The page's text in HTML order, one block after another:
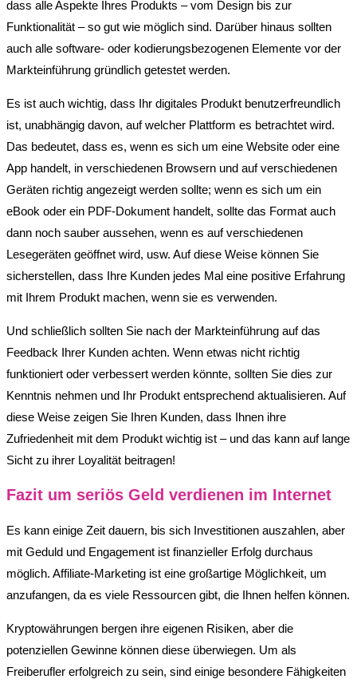
dass alle Aspekte Ihres Produkts – vom Design bis zur
Funktionalität – so gut wie möglich sind. Darüber hinaus sollten
auch alle software- oder kodierungsbezogenen Elemente vor der
Markteinführung gründlich getestet werden.
Es ist auch wichtig, dass Ihr digitales Produkt benutzerfreundlich
ist, unabhängig davon, auf welcher Plattform es betrachtet wird.
Das bedeutet, dass es, wenn es sich um eine Website oder eine
App handelt, in verschiedenen Browsern und auf verschiedenen
Geräten richtig angezeigt werden sollte; wenn es sich um ein
eBook oder ein PDF-Dokument handelt, sollte das Format auch
dann noch sauber aussehen, wenn es auf verschiedenen
Lesegeräten geöffnet wird, usw. Auf diese Weise können Sie
sicherstellen, dass Ihre Kunden jedes Mal eine positive Erfahrung
mit Ihrem Produkt machen, wenn sie es verwenden.
Und schließlich sollten Sie nach der Markteinführung auf das
Feedback Ihrer Kunden achten. Wenn etwas nicht richtig
funktioniert oder verbessert werden könnte, sollten Sie dies zur
Kenntnis nehmen und Ihr Produkt entsprechend aktualisieren. Auf
diese Weise zeigen Sie Ihren Kunden, dass Ihnen ihre
Zufriedenheit mit dem Produkt wichtig ist – und das kann auf lange
Sicht zu ihrer Loyalität beitragen!
Fazit um seriös Geld verdienen im Internet
Es kann einige Zeit dauern, bis sich Investitionen auszahlen, aber
mit Geduld und Engagement ist finanzieller Erfolg durchaus
möglich. Affiliate-Marketing ist eine großartige Möglichkeit, um
anzufangen, da es viele Ressourcen gibt, die Ihnen helfen können.
Kryptowährungen bergen ihre eigenen Risiken, aber die
potenziellen Gewinne können diese überwiegen. Um als
Freiberufler erfolgreich zu sein, sind einige besondere Fähigkeiten